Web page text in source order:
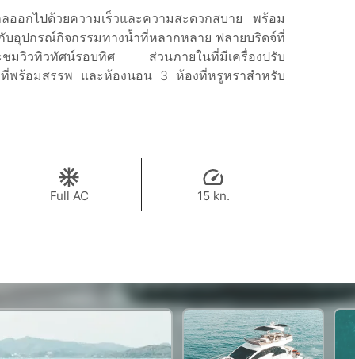
ออกไปด้วยความเร็วและความสะดวกสบาย พร้อม
บอุปกรณ์กิจกรรมทางน้ำที่หลากหลาย ฟลายบริดจ์ที่
ะชมวิวทิวทัศน์รอบทิศ ส่วนภายในที่มีเครื่องปรับ
พร้อมสรรพ และห้องนอน 3 ห้องที่หรูหราสำหรับ
Full AC 15 kn.